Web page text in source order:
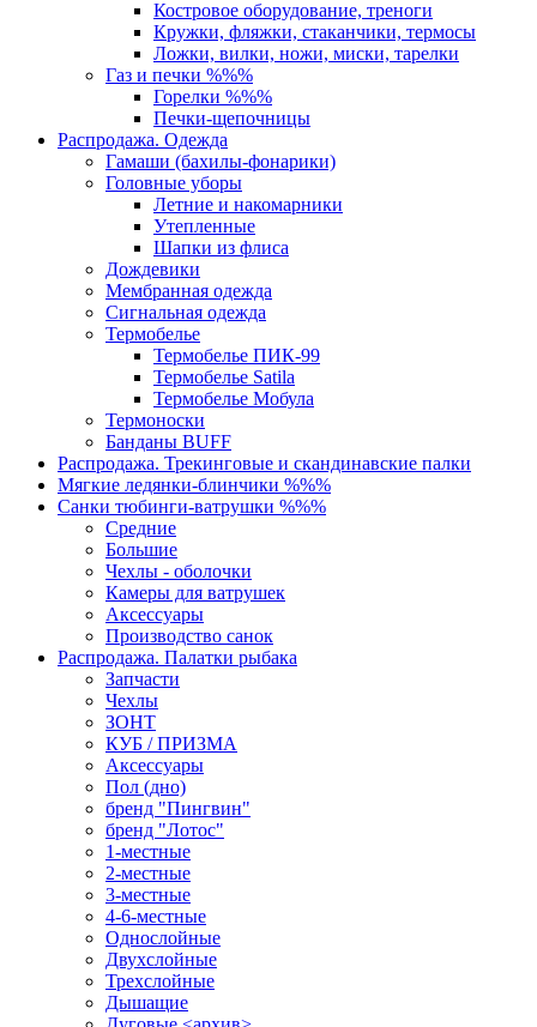
Костровое оборудование, треноги
Кружки, фляжки, стаканчики, термосы
Ложки, вилки, ножи, миски, тарелки
Газ и печки %%%
Горелки %%%
Печки-щепочницы
Распродажа. Одежда
Гамаши (бахилы-фонарики)
Головные уборы
Летние и накомарники
Утепленные
Шапки из флиса
Дождевики
Мембранная одежда
Сигнальная одежда
Термобелье
Термобелье ПИК-99
Термобелье Satila
Термобелье Мобула
Термоноски
Банданы BUFF
Распродажа. Трекинговые и скандинавские палки
Мягкие ледянки-блинчики %%%
Санки тюбинги-ватрушки %%%
Средние
Большие
Чехлы - оболочки
Камеры для ватрушек
Аксессуары
Производство санок
Распродажа. Палатки рыбака
Запчасти
Чехлы
ЗОНТ
КУБ / ПРИЗМА
Аксессуары
Пол (дно)
бренд "Пингвин"
бренд "Лотос"
1-местные
2-местные
3-местные
4-6-местные
Однослойные
Двухслойные
Трехслойные
Дышащие